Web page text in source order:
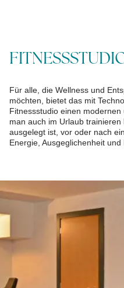
Für alle, die Wellness und
möchten, bietet das mit
Fitnessstudio einen
man auch im Urlaub
ausgelegt ist, vor oder nach
Energie, Ausgeglichenheit und